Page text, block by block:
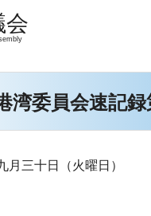
湾委員会速記
月三十日（火曜日）